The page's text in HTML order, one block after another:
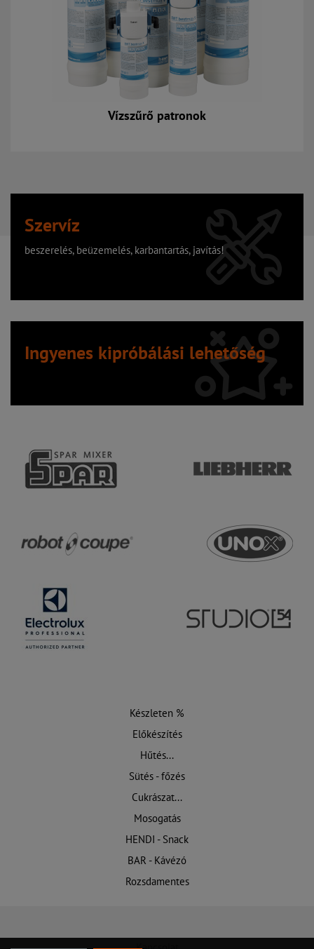
Vízszűrő patronok
Szervíz
beszerelés, beüzemelés, karbantartás, javítás!
Ingyenes kipróbálási lehetőség
Készleten %
Előkészítés
Hűtés...
Sütés - főzés
Cukrászat...
Mosogatás
HENDI - Snack
BAR - Kávézó
Rozsdamentes